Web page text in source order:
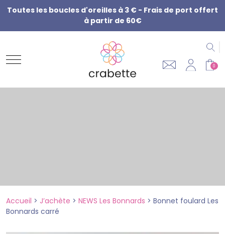
Toutes les boucles d'oreilles à 3 € - Frais de port offert
à partir de 60€
0
Accueil > J’achète > NEWS Les Bonnards > Bonnet foulard Les
Bonnards carré